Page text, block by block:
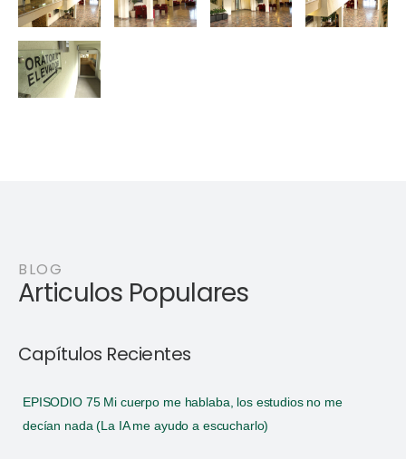
BLOG
Articulos Populares
Capítulos Recientes
EPISODIO 75 Mi cuerpo me hablaba, los estudios no me
decían nada (La IA me ayudo a escucharlo)